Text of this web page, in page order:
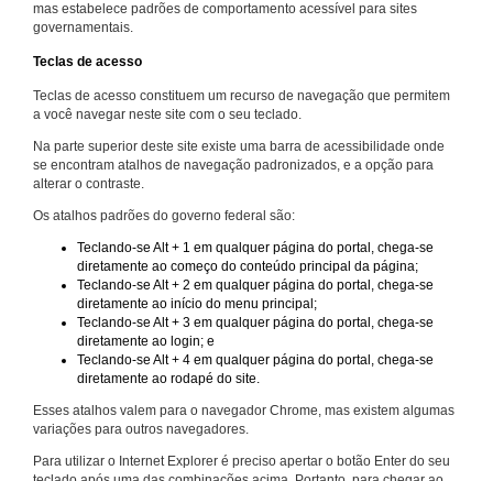
mas estabelece padrões de comportamento acessível para sites
governamentais.
Teclas de acesso
Teclas de acesso constituem um recurso de navegação que permitem
a você navegar neste site com o seu teclado.
Na parte superior deste site existe uma barra de acessibilidade onde
se encontram atalhos de navegação padronizados, e a opção para
alterar o contraste.
Os atalhos padrões do governo federal são:
Teclando-se Alt + 1 em qualquer página do portal, chega-se
diretamente ao começo do conteúdo principal da página;
Teclando-se Alt + 2 em qualquer página do portal, chega-se
diretamente ao início do menu principal;
Teclando-se Alt + 3 em qualquer página do portal, chega-se
diretamente ao login; e
Teclando-se Alt + 4 em qualquer página do portal, chega-se
diretamente ao rodapé do site.
Esses atalhos valem para o navegador Chrome, mas existem algumas
variações para outros navegadores.
Para utilizar o Internet Explorer é preciso apertar o botão Enter do seu